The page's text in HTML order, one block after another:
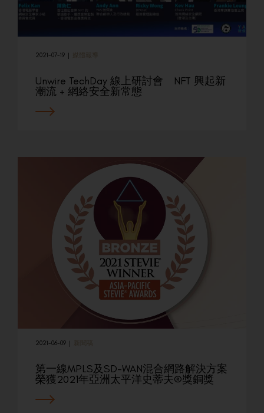
2021-07-19 媒體報導
Unwire TechDay 線上研討會 NFT 興起新
潮流 + 網絡安全新常態
2021-06-09 | 新聞稿
第一線MPLS及SD-WAN混合網路解決方案
榮獲2021年亞洲太平洋史蒂夫®獎銅獎